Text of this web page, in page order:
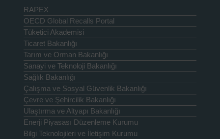
RAPEX
OECD Global Recalls Portal
Tüketici Akademisi
Ticaret Bakanlığı
Tarım ve Orman Bakanlığı
Sanayi ve Teknoloji Bakanlığı
Sağlık Bakanlığı
Çalışma ve Sosyal Güvenlik Bakanlığı
Çevre ve Şehircilik Bakanlığı
Ulaştırma ve Altyapı Bakanlığı
Enerji Piyasası Düzenleme Kurumu
Bilgi Teknolojileri ve İletişim Kurumu